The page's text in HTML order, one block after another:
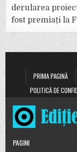
derularea
fost premiați la
PRIMA PAGINĂ
POLITICĂ DE
PAGINI